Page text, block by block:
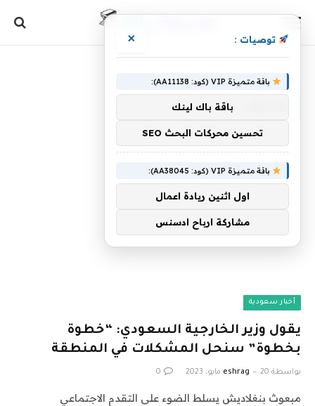
أخبار سعودية
يقول وزير الخارجية السعودي: “خطوة
بخطوة” سنحل المشكلات في المنطقة
بواسطة eshrag 20 مايو، 2023 0
مبعوث بنغلاديش يسلط الضوء على التقدم الاجتماعي
توصيات : ×
باقة متميزة VIP (كود: AA11138):
باقة باك لينك
تحسين محركات البحث SEO
باقة متميزة VIP (كود: AA38045):
اول اثنين ريادة اعمال
مشاركة ارباح ادسنس